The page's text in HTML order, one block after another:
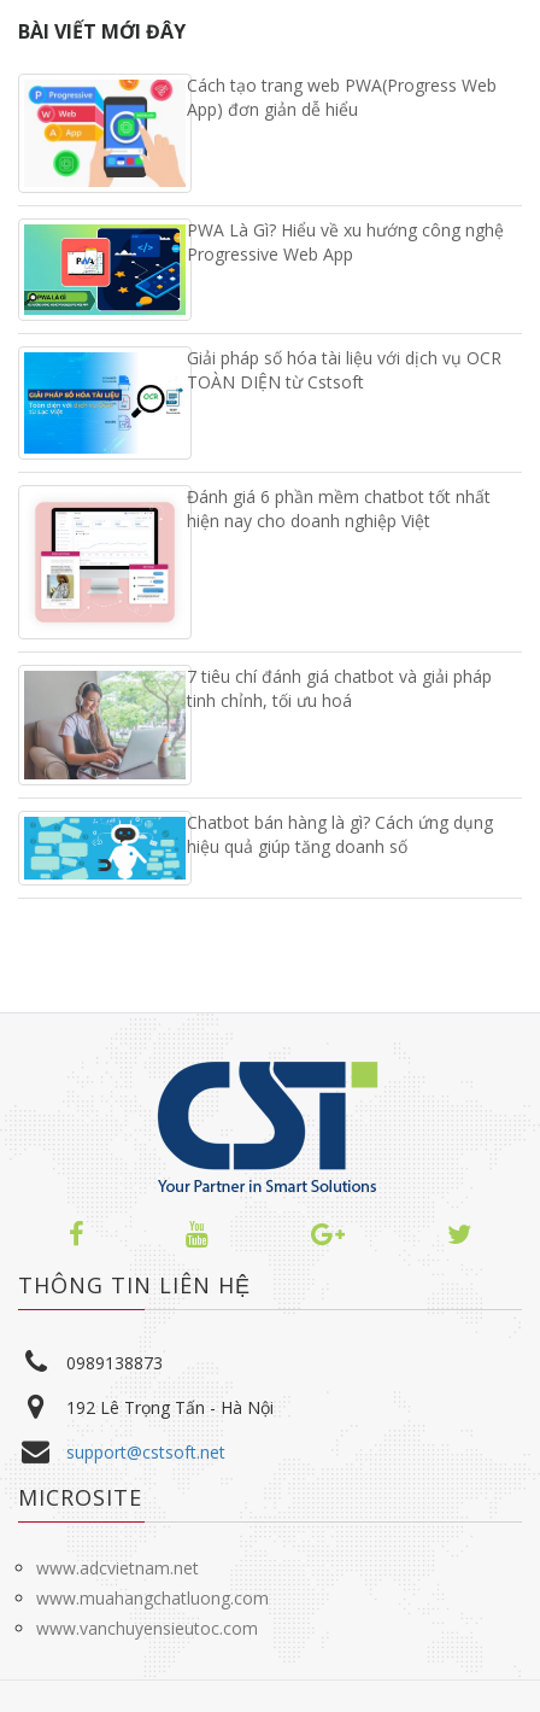
BÀI VIẾT MỚI ĐÂY
Cách tạo trang web PWA(Progress Web
App) đơn giản dễ hiểu
PWA Là Gì? Hiểu về xu hướng công nghệ
Progressive Web App
Giải pháp số hóa tài liệu với dịch vụ OCR
TOÀN DIỆN từ Cstsoft
Đánh giá 6 phần mềm chatbot tốt nhất
hiện nay cho doanh nghiệp Việt
7 tiêu chí đánh giá chatbot và giải pháp
tinh chỉnh, tối ưu hoá
Chatbot bán hàng là gì? Cách ứng dụng
hiệu quả giúp tăng doanh số
THÔNG TIN LIÊN HỆ
0989138873
192 Lê Trọng Tấn - Hà Nội
support@cstsoft.net
MICROSITE
www.adcvietnam.net
www.muahangchatluong.com
www.vanchuyensieutoc.com